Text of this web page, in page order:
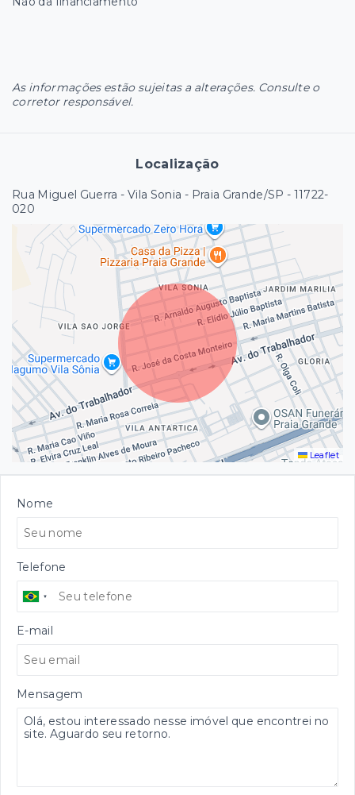
As informações estão sujeitas a alterações. Consulte o
corretor responsável.
Localização
Rua Miguel Guerra - Vila Sonia - Praia Grande/SP - 11722-
020
Leaflet
Nome
Telefone
E-mail
Mensagem